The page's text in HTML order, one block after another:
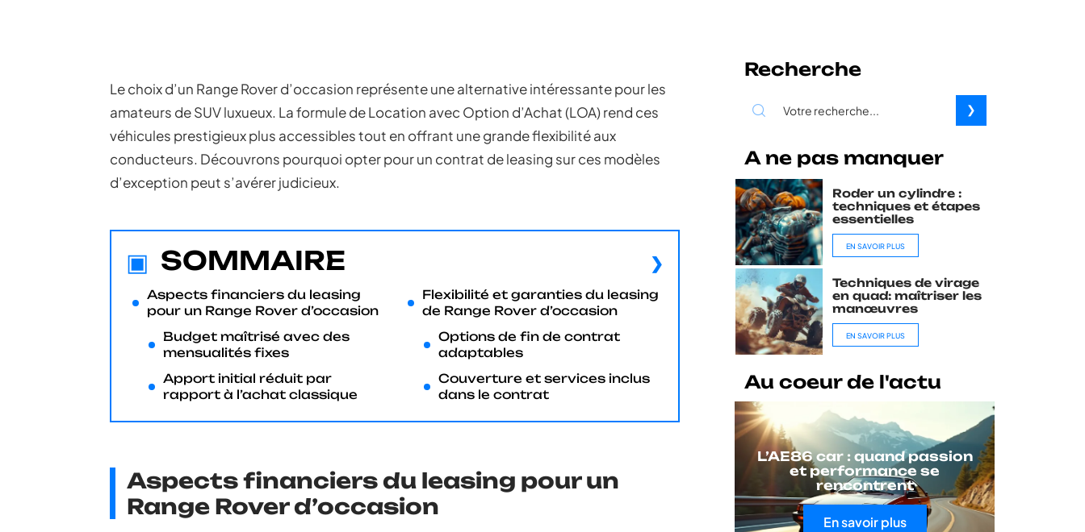
Le choix d’un Range Rover d’occasion représente une alternative intéressante pour les
amateurs de SUV luxueux. La formule de Location avec Option d’Achat (LOA) rend ces
véhicules prestigieux plus accessibles tout en offrant une grande flexibilité aux
conducteurs. Découvrons pourquoi opter pour un contrat de leasing sur ces modèles
d’exception peut s’avérer judicieux.
SOMMAIRE
Aspects financiers du leasing
pour un Range Rover d’occasion
Budget maîtrisé avec des
mensualités fixes
Apport initial réduit par
rapport à l’achat classique
Flexibilité et garanties du leasing
de Range Rover d’occasion
Options de fin de contrat
adaptables
Couverture et services inclus
dans le contrat
Aspects financiers du leasing pour un
Range Rover d’occasion
Recherche
A ne pas manquer
Roder un cylindre :
techniques et étapes
essentielles
EN SAVOIR PLUS
Techniques de virage
en quad: maîtriser les
manœuvres
EN SAVOIR PLUS
Au coeur de l'actu
L’AE86 car : quand passion
et performance se
rencontrent
En savoir plus